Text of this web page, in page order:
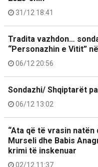
31/12 18:41
Tradita vazhdon…
“Personazhin e Vitit”
06/12 20:56
Sondazhi/ Shqiptarët
06/12 13:02
“Ata që të vrasin natën
Murseli dhe Babis
krimi të inskenuar
02/12 11:37